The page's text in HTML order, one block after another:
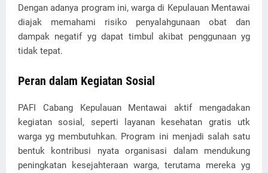
Dengan adanya program ini, warga di Kepulauan Mentawai
diajak memahami risiko penyalahgunaan obat dan
dampak negatif yg dapat timbul akibat penggunaan yg
tidak tepat.
Peran dalam Kegiatan Sosial
PAFI Cabang Kepulauan Mentawai aktif mengadakan
kegiatan sosial, seperti layanan kesehatan gratis utk
warga yg membutuhkan. Program ini menjadi salah satu
bentuk kontribusi nyata organisasi dalam mendukung
peningkatan kesejahteraan warga, terutama mereka yg